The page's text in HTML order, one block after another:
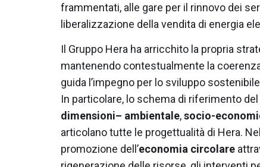
frammentati, alle gare per il rinnovo dei
liberalizzazione della vendita di energia
Il Gruppo Hera ha arricchito la propria
mantenendo contestualmente la
guida l’impegno per lo sviluppo
In particolare, lo schema di riferimento
dimensioni– ambientale,socio-
articolano tutte le progettualità di Hera.
promozione dell’economia circolare